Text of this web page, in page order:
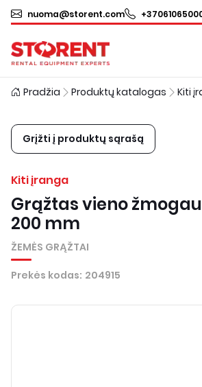
nuoma@storent.com
Pradžia Produktų katalogas Kiti
Grįžti į produktų sąrašą
Kiti įranga
Grąžtas vieno
200 mm
ŽEMĖS GRĄŽTAI
Prekės kodas: 204915